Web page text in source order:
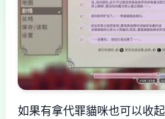
如果有拿代罪貓咪也可以收